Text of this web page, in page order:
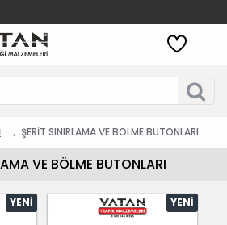
ŞERİT SINIRLAMA VE BÖLME BUTONLARI
VE BÖLME BUTONLARI
YENI YENI